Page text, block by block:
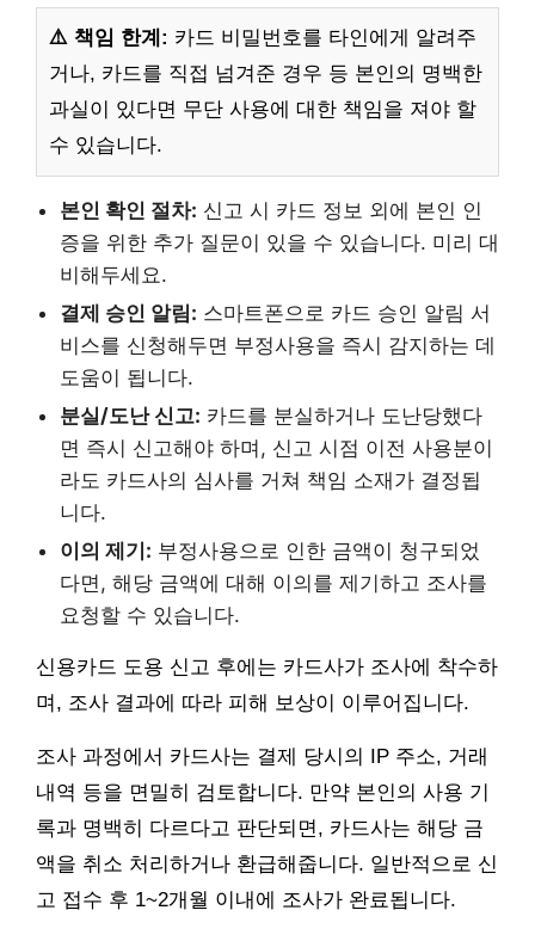
⚠️ 책임 한계: 카드 비밀번호를 타인에게 알려주
거나, 카드를 직접 넘겨준 경우 등 본인의 명백한
과실이 있다면 무단 사용에 대한 책임을 져야 할
수 있습니다.
본인 확인 절차: 신고 시 카드 정보 외에 본인 인
증을 위한 추가 질문이 있을 수 있습니다. 미리 대
비해두세요.
결제 승인 알림: 스마트폰으로 카드 승인 알림 서
비스를 신청해두면 부정사용을 즉시 감지하는 데
도움이 됩니다.
분실/도난 신고: 카드를 분실하거나 도난당했다
면 즉시 신고해야 하며, 신고 시점 이전 사용분이
라도 카드사의 심사를 거쳐 책임 소재가 결정됩
니다.
이의 제기: 부정사용으로 인한 금액이 청구되었
다면, 해당 금액에 대해 이의를 제기하고 조사를
요청할 수 있습니다.
신용카드 도용 신고 후에는 카드사가 조사에 착수하
며, 조사 결과에 따라 피해 보상이 이루어집니다.
조사 과정에서 카드사는 결제 당시의 IP 주소, 거래
내역 등을 면밀히 검토합니다. 만약 본인의 사용 기
록과 명백히 다르다고 판단되면, 카드사는 해당 금
액을 취소 처리하거나 환급해줍니다. 일반적으로 신
고 접수 후 1~2개월 이내에 조사가 완료됩니다.